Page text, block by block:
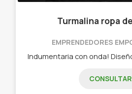
Turmalina ropa
EMPRENDEDORES
CONSULTAR